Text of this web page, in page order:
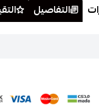
التفاصيل